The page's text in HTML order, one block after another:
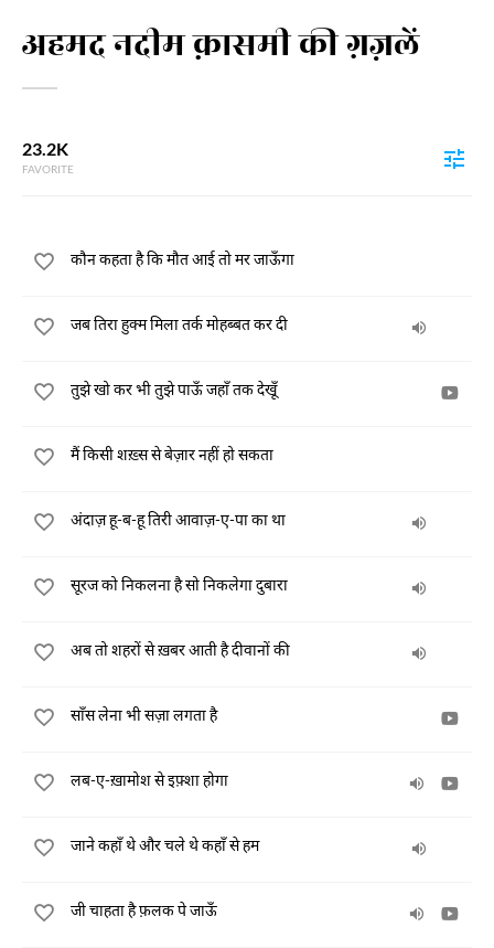
अहमद नदीम क़ासमी की ग़ज़लें
23.2K
FAVORITE
कौन कहता है कि मौत आई तो मर जाऊँगा
जब तिरा हुक्म मिला तर्क मोहब्बत कर दी
तुझे खो कर भी तुझे पाऊँ जहाँ तक देखूँ
मैं किसी शख़्स से बेज़ार नहीं हो सकता
अंदाज़ हू-ब-हू तिरी आवाज़-ए-पा का था
सूरज को निकलना है सो निकलेगा दुबारा
अब तो शहरों से ख़बर आती है दीवानों की
साँस लेना भी सज़ा लगता है
लब-ए-ख़ामोश से इफ़्शा होगा
जाने कहाँ थे और चले थे कहाँ से हम
जी चाहता है फ़लक पे जाऊँ